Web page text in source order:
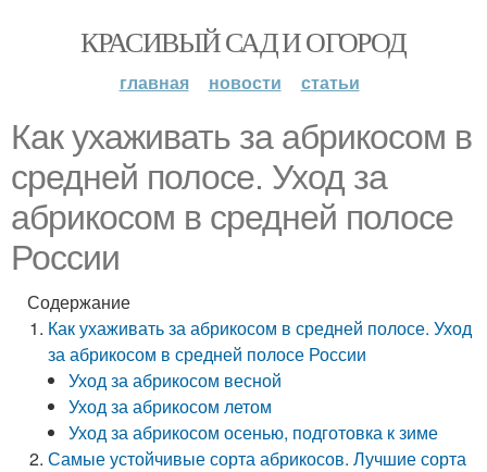
КРАСИВЫЙ САД И ОГОРОД
главная новости статьи
Как ухаживать за абрикосом в
средней полосе. Уход за
абрикосом в средней полосе
России
Содержание
Как ухаживать за абрикосом в средней полосе. Уход
за абрикосом в средней полосе России
Уход за абрикосом весной
Уход за абрикосом летом
Уход за абрикосом осенью, подготовка к зиме
Самые устойчивые сорта абрикосов. Лучшие сорта